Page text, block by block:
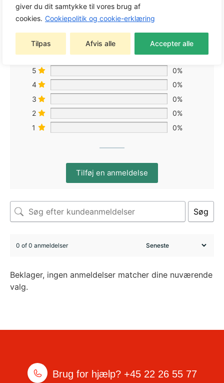
giver du dit samtykke til vores brug af
cookies. Cookiepolitik og cookie-erklæring
Tilpas Afvis alle Accepter alle
5
0%
4
0%
3
0%
2
0%
1
0%
Tilføj en anmeldelse
Søg
0 of 0 anmeldelser
Beklager, ingen anmeldelser matcher dine nuværende
valg.
Brug for hjælp? +45 22 26 55 77